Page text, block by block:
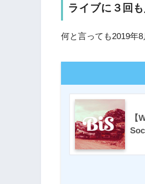
ライブに３回
何と言っても2019年
【